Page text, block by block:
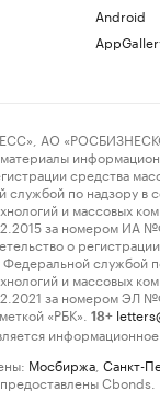
Android
АО
средства
службой по надзору в
и массовых
за номером ИА
о
службой
и массовых
за номером ЭЛ
«РБК».
18+
информационное
Мосбиржа Санкт-
Cbonds.